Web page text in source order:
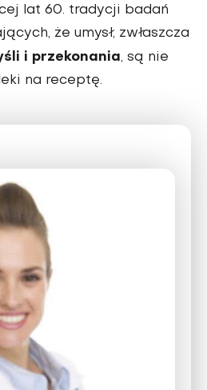
lat 60. tradycji badań
że umysł, zwłaszcza
i przekonania, są nie
na receptę.